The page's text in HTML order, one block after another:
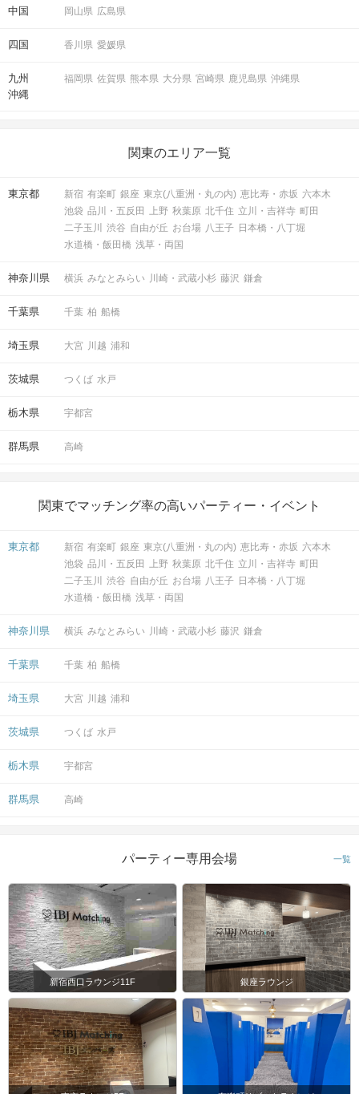
スタッフがお席までご案内します！
アクセス
横浜ラウンジ
〒220-0004
会場
注意事項
時間
人数
8対8程度で進行予定。（最少開催人
※募集締め切り以降のキャンセルによ
っては男女差が変動する場合がござい
ます。
持ち物
スマートフォン・顔写真付きの身分証
（運転免許証、マイナンバーカード、
パスポートなど）
お食事
飲み物
ソフトドリンク付き
服装 清潔感のある服装でお越しください。
中国 岡山県 広島県
四国 香川県 愛媛県
九州
沖縄
福岡県 佐賀県 熊本県 大分県 宮崎県 鹿児島県 沖縄県
関東のエリア一覧
東京都 新宿 有楽町 銀座 東京(八重洲・丸の内) 恵比寿・赤坂 六本木
池袋 品川・五反田 上野 秋葉原 北千住 立川・吉祥寺 町田
二子玉川
渋谷 自由が丘 お台場 八王子 日本橋・八丁堀
水道橋・飯田橋 浅草・両国
神奈川県 横浜 みなとみらい 川崎・武蔵小杉 藤沢 鎌倉
千葉県 千葉 柏 船橋
埼玉県 大宮 川越 浦和
茨城県 つくば 水戸
栃木県 宇都宮
群馬県 高崎
関東でマッチング率の高いパーティー・イベント
東京都 新宿 有楽町 銀座 東京(八重洲・丸の内) 恵比寿・赤坂 六本木
池袋 品川・五反田 上野 秋葉原 北千住 立川・吉祥寺 町田
二子玉川
渋谷 自由が丘 お台場 八王子 日本橋・八丁堀
水道橋・飯田橋 浅草・両国
神奈川県 横浜 みなとみらい 川崎・武蔵小杉 藤沢 鎌倉
千葉県 千葉 柏 船橋
埼玉県 大宮 川越 浦和
茨城県 つくば 水戸
栃木県 宇都宮
群馬県 高崎
パーティー専用会場 一覧
新宿西口ラウンジ11F 銀座ラウンジ